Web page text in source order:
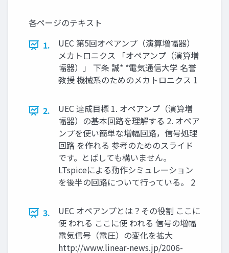
各ページのテキスト
1.
UEC 第5回オペアンプ（演算増幅器）
メカトロニクス 「オペアンプ（演算増
幅器）」 下条 誠* *電気通信大学 名誉
教授 機械系のためのメカトロニクス 1
2.
UEC 達成目標 1. オペアンプ（演算増
幅器）の基本回路を理解する 2. オペア
ンプを使い簡単な増幅回路，信号処理
回路 を作れる 参考のためのスライド
です。とばしても構いません。
LTspiceによる動作シミュレーション
を後半の回路について行っている。 2
3.
UEC オペアンプとは？その役割 ここに
使 われる ここに使 われる 信号の増幅
電気信号（電圧）の変化を拡大
http://www.linear-news.jp/2006-